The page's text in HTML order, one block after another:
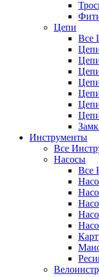
Цепи
Все
Инструменты
Все
Насосы
Все